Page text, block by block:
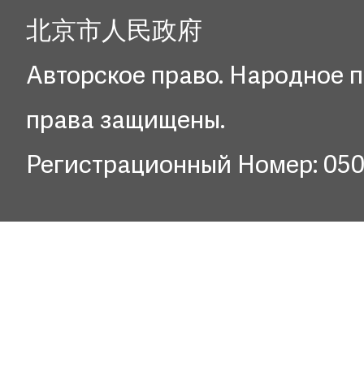
北京市人民政府
Авторское право. Народное
права защищены.
Регистрационный Номер: